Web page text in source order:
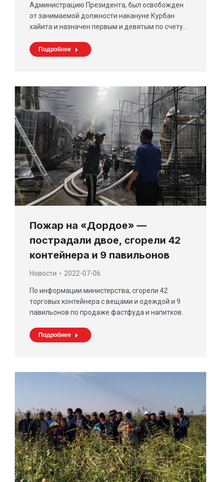
Администрацию Президента, был освобожден
от занимаемой должности накануне Курбан
хайита и назначен первым и девятым по счету…
Подробнее
Пожар на «Дордое» —
пострадали двое, сгорели 42
контейнера и 9 павильонов
Новости 2022-07-06
По информации министерства, сгорели 42
торговых контейнера с вещами и одеждой и 9
павильонов по продаже фастфуда и напитков.
Подробнее